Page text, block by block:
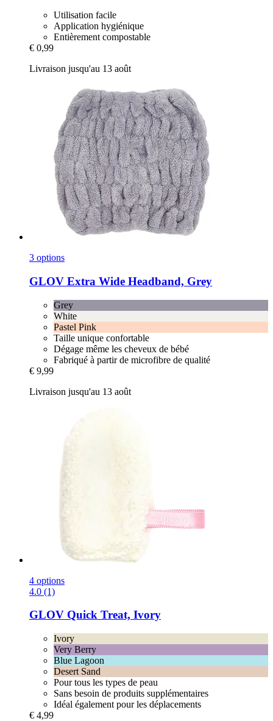
Utilisation facile
Application hygiénique
Entièrement compostable
€ 0,99
Livraison jusqu'au 13 août
3 options
GLOV Extra Wide Headband, Grey
Grey
White
Pastel Pink
Taille unique confortable
Dégage même les cheveux de bébé
Fabriqué à partir de microfibre de qualité
€ 9,99
Livraison jusqu'au 13 août
4 options
4.0 (1)
GLOV Quick Treat, Ivory
Ivory
Very Berry
Blue Lagoon
Desert Sand
Pour tous les types de peau
Sans besoin de produits supplémentaires
Idéal également pour les déplacements
€ 4,99